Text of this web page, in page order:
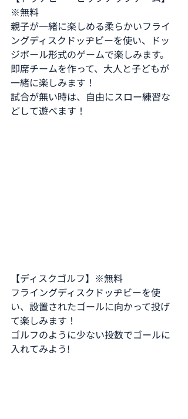
※無料
親子が一緒に楽しめる柔らかいフライ
ングディスクドッヂビーを使い、ドッ
ジボール形式のゲームで楽しみます。
即席チームを作って、大人と子どもが
一緒に楽しみます！
試合が無い時は、自由にスロー練習な
どして遊べます！
【ディスクゴルフ】※無料
フライングディスクドッヂビーを使
い、設置されたゴールに向かって投げ
て楽しみます！
ゴルフのように少ない投数でゴールに
入れてみよう!